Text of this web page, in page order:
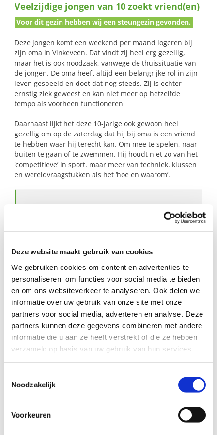
Deze website maakt gebruik van cookies
We gebruiken cookies om content en advertenties te
personaliseren, om functies voor social media te bieden
en om ons websiteverkeer te analyseren. Ook delen we
informatie over uw gebruik van onze site met onze
partners voor social media, adverteren en analyse. Deze
partners kunnen deze gegevens combineren met andere
informatie die u aan ze heeft verstrekt of die ze hebben
verzameld op basis van uw gebruik van hun services.
Noodzakelijk
Voorkeuren
naar:
Veelzijdige jongen van 10 zoekt vriend(en)
Voor dit gezin hebben wij een steungezin gevonden.
Deze jongen komt een weekend per maand logeren bij
zijn oma in Vinkeveen. Dat vindt zij heel erg gezellig,
maar het is ook noodzaak, vanwege de thuissituatie van
de jongen. De oma heeft altijd een belangrijke rol in zijn
leven gespeeld en doet dat nog steeds. Zij is echter
ernstig ziek geweest en kan niet meer op hetzelfde
tempo als voorheen functioneren.
Daarnaast lijkt het deze 10-jarige ook gewoon heel
gezellig om op de zaterdag dat hij bij oma is een vriend
te hebben waar hij terecht kan. Om mee te spelen, naar
buiten te gaan of te zwemmen. Hij houdt niet zo van het
‘competitieve’ in sport, maar meer van techniek, klussen
en wereldvraagstukken als het ‘hoe en waarom’.
steungezin:
Waar deze jongen 1x per maand op
zaterdag mag zijn en eventueel in overleg
ook een dagje in een vakantie
Met een jongen rond zijn leeftijd
Natuurlijk wordt er eerst uitgebreid
kennisgemaakt om te kijken of het klikt!
Venen & Uithoorn, via
. Of bel: